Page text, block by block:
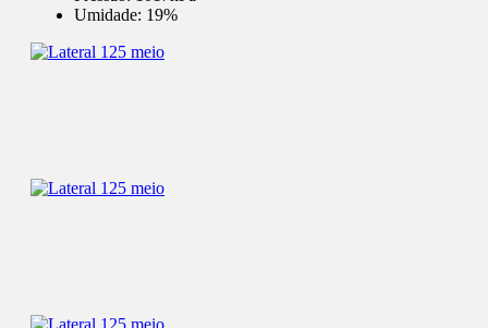
Umidade: 19%